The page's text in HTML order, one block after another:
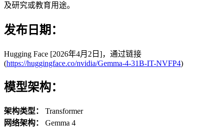
及研究或教育用途。
发布日期：
Hugging Face [2026年4月2日]，通过链接
(https://huggingface.co/nvidia/Gemma-4-31B-IT-NVFP4)
模型架构：
架构类型：
Transformer
网络架构：
Gemma 4